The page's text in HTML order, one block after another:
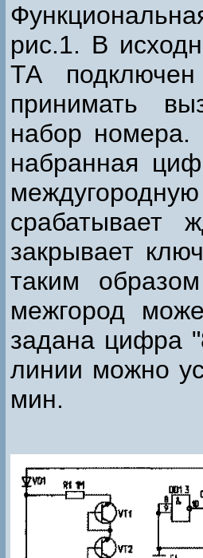
рис.1. В
ТА
принимать
набор номера.
набранная
срабатывает
закрывает
таким
межгород
задана цифра
линии можно
мин.